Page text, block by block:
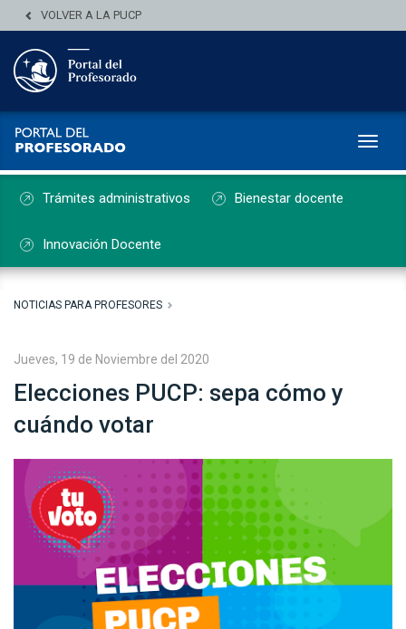
VOLVER A LA PUCP
Trámites administrativos Bienestar docente
Innovación Docente
NOTICIAS PARA PROFESORES
Jueves, 19 de Noviembre del 2020
Elecciones PUCP: sepa cómo y
cuándo votar